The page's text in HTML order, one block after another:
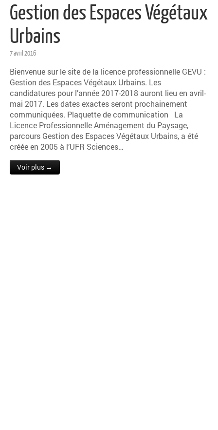
Gestion des Espaces Végétaux
Urbains
7 avril 2016
Bienvenue sur le site de la licence professionnelle GEVU :
Gestion des Espaces Végétaux Urbains. Les
candidatures pour l’année 2017-2018 auront lieu en avril-
mai 2017. Les dates exactes seront prochainement
communiquées. Plaquette de communication La
Licence Professionnelle Aménagement du Paysage,
parcours Gestion des Espaces Végétaux Urbains, a été
créée en 2005 à l’UFR Sciences…
Voir plus →